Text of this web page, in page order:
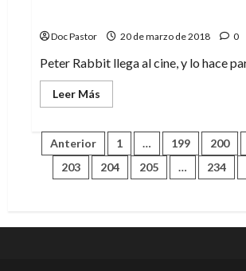
Doc Pastor 20 de marzo de 2018 0
Peter Rabbit llega al cine, y lo hace
Leer Más
más
¡Peter
Rabbit
salta
al
cine!
muy
Paginación
de
Anterior 1 … 199 200
203
204 205 … 234